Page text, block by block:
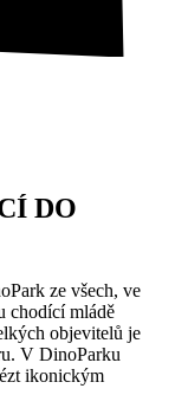
DO
ze všech, ve
chodící mládě
objevitelů je
V DinoParku
ikonickým